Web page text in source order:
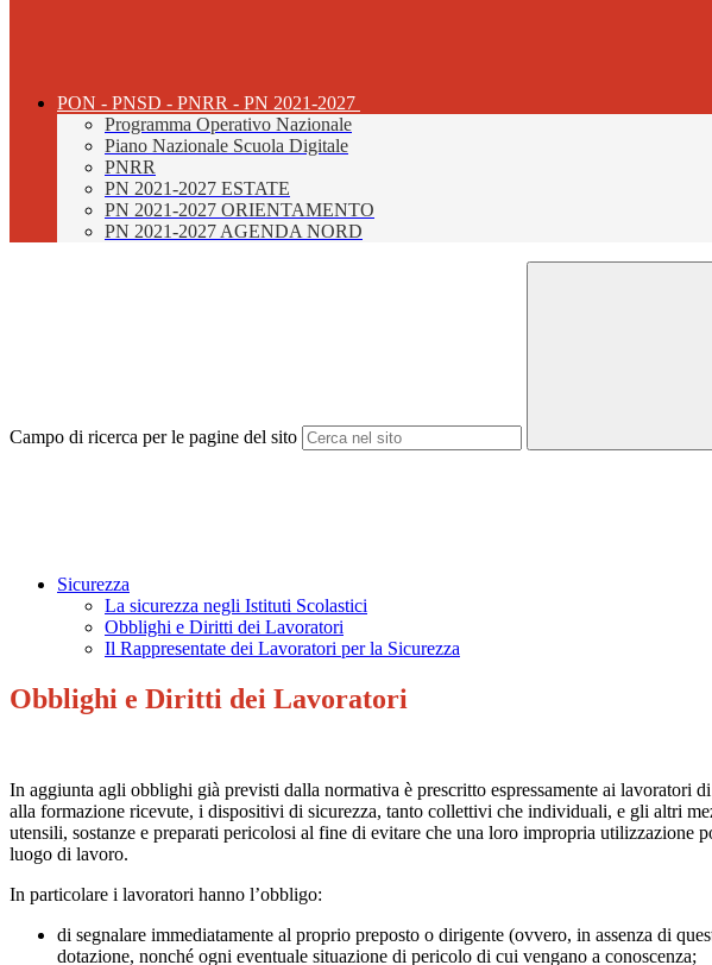
PON - PNSD - PNRR - PN 2021-2027
Programma Operativo Nazionale
Piano Nazionale Scuola Digitale
PNRR
PN 2021-2027 ESTATE
PN 2021-2027 ORIENTAMENTO
PN 2021-2027 AGENDA NORD
Campo di ricerca per le pagine del sito
Sicurezza
La sicurezza negli Istituti Scolastici
Obblighi e Diritti dei Lavoratori
Il Rappresentate dei Lavoratori per la Sicurezza
Obblighi e Diritti dei Lavoratori
In aggiunta agli obblighi già previsti dalla normativa è prescritto espressamente ai lavoratori
alla formazione ricevute, i dispositivi di sicurezza, tanto collettivi che individuali, e gli altri
utensili, sostanze e preparati pericolosi al fine di evitare che una loro impropria utilizzazione
luogo di lavoro.
In particolare i lavoratori hanno l’obbligo:
di segnalare immediatamente al proprio preposto o dirigente (ovvero, in assenza di
dotazione, nonché ogni eventuale situazione di pericolo di cui vengano a conoscenza;